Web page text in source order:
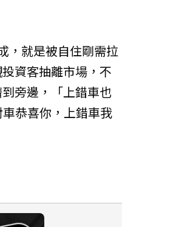
，就是被自住剛需拉
資客抽離市場，不
旁邊，「上錯車也
恭喜你，上錯車我